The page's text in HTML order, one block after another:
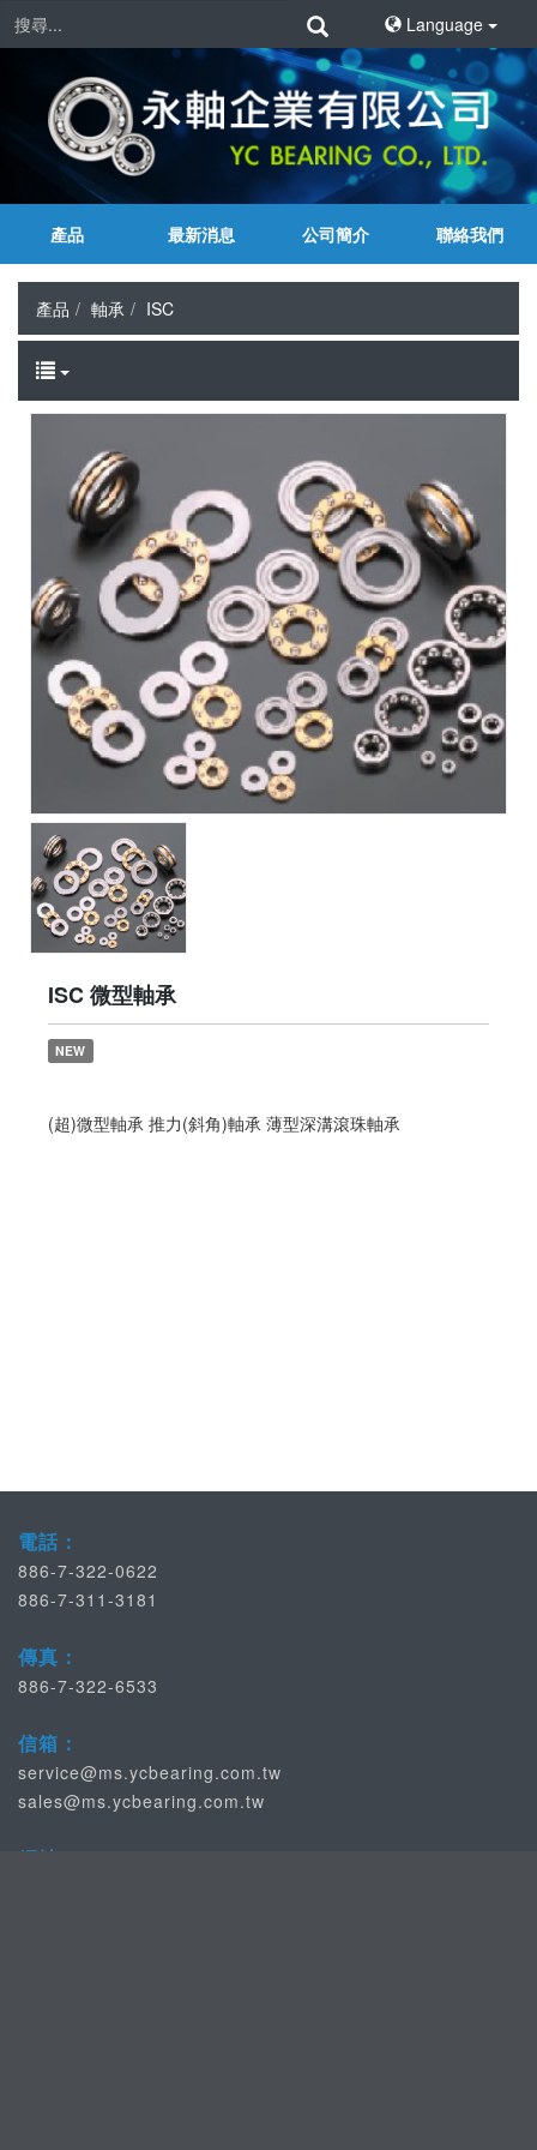
Language
產品 最新消息 公司簡介 聯絡我們
產品 軸承 ISC
ISC 微型軸承
NEW
(超)微型軸承 推力(斜角)軸承 薄型深溝滾珠軸承
電話：
886-7-322-0622
886-7-311-3181
傳真：
886-7-322-6533
信箱：
service@ms.ycbearing.com.tw
sales@ms.ycbearing.com.tw
網址：